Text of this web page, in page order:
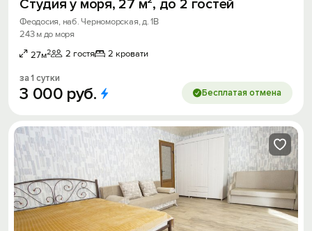
Студия у моря, 27 м², до 2 гостей
Феодосия, наб. Черноморская, д. 1В
243 м до моря
27м2 2 гостя 2 кровати
за 1 сутки
3 000 руб. Бесплатая отмена